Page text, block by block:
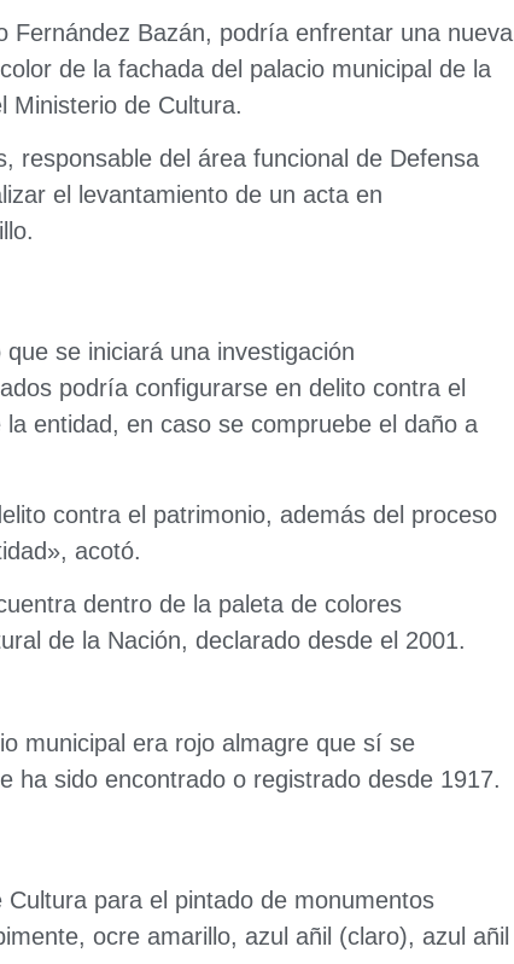
Fernández Bazán, podría enfrentar una nueva
de la fachada del palacio municipal de la
Ministerio de Cultura.
responsable del área funcional de Defensa
el levantamiento de un acta en
se iniciará una investigación
podría configurarse en delito contra el
entidad, en caso se compruebe el daño a
contra el patrimonio, además del proceso
acotó.
dentro de la paleta de colores
de la Nación, declarado desde el 2001.
municipal era rojo almagre que sí se
ha sido encontrado o registrado desde 1917.
para el pintado de monumentos
ocre amarillo, azul añil (claro), azul añil